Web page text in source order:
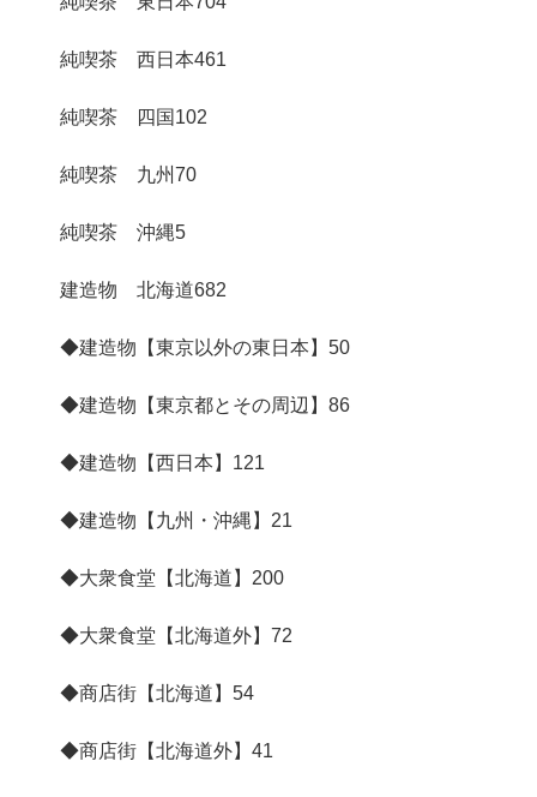
純喫茶 西日本461
純喫茶 四国 102
純喫茶 九州 70
純喫茶 沖縄5
建造物 北海道682
◆建造物【東京以外の東日本】 50
◆建造物【東京都とその周辺】 86
◆建造物【西日本】 121
◆建造物【九州・沖縄】 21
◆大衆食堂【北海道】 200
◆大衆食堂【北海道外】 72
◆商店街【北海道】 54
◆商店街【北海道外】 41